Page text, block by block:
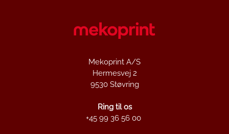
Mekoprint A/S
Hermesvej 2
9530 Støvring
Ring til os
+45 99 36 56 00